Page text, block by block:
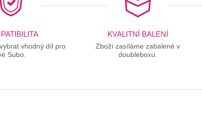
vhodný díl pro
Subo.
KVALITNÍ BALENÍ
Zboží zasíláme zabalené v
doubleboxu.